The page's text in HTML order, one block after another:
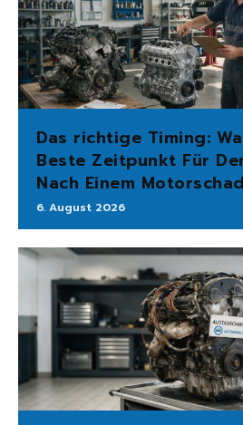
Das richtige Timing:
Beste Zeitpunkt Für
Nach Einem
6. August 2026